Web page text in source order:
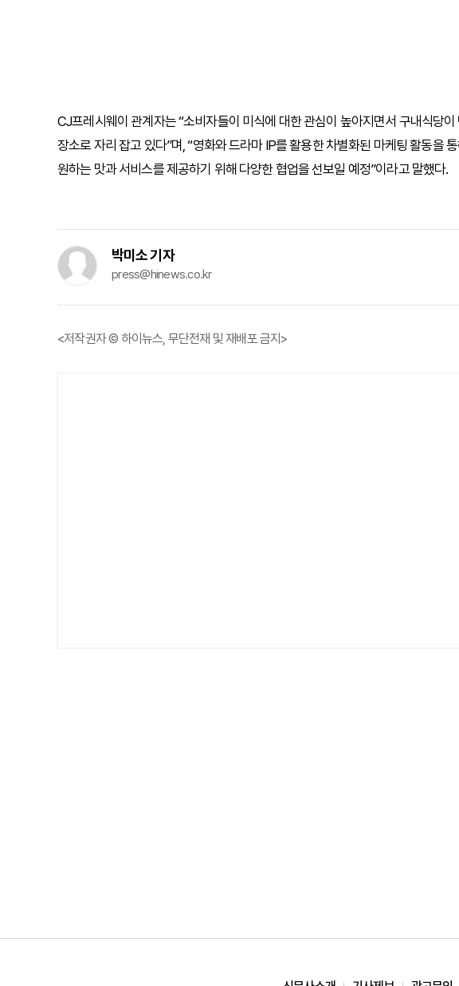
CJ프레시웨이 관계자는 “소비자들이 미식에 대한 관심이 높아지면서 구내식당
장소로 자리 잡고 있다”며, “영화와 드라마 IP를 활용한 차별화된 마케팅 활동을
원하는 맛과 서비스를 제공하기 위해 다양한 협업을 선보일 예정”이라고 말했다.
박미소 기자
press@hinews.co.kr
<저작권자 © 하이뉴스, 무단전재 및 재배포 금지>